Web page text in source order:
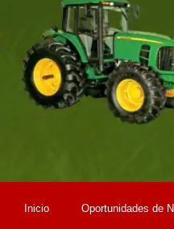
Inicio Oportunidades de